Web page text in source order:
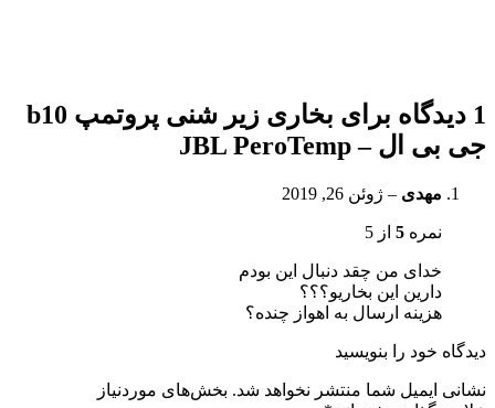
1 دیدگاه برای
بخاری زیر شنی پروتمپ b10
جی بی ال – JBL PeroTemp
مهدی – ژوئن 26, 2019
نمره 5 از 5
خدای من چقد دنبال این بودم
دارین این بخاریو؟؟؟
هزینه ارسال به اهواز چنده؟
دیدگاه خود را بنویسید
نشانی ایمیل شما منتشر نخواهد شد. بخش‌های موردنیاز